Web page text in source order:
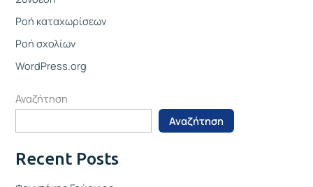
Ροή καταχωρίσεων
Ροή σχολίων
WordPress.org
Αναζήτηση
Αναζήτηση
Recent Posts